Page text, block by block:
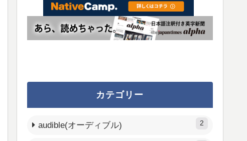
カテゴリー
audible(オーディブル) 2